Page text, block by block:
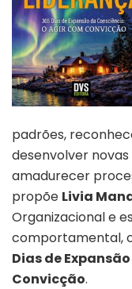
padrões,
desenvolver
amadurecer
propõe Livia
Organizacionale
comportamental,
Dias de
Convicção.